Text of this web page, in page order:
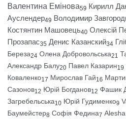
Валентина Емінова59 Кирилл
Ауслендер49 Володимир
Костянтин Машовець40 Олексій
Прозапас35 Денис Казанский34
Береза24 Олена Добровольська21
Александр Балу20 Павел Казарин19
Коваленко17 Мирослав Гай16
Сазонов12 Юрій Богданов12 Фашик
Загребельська10 Юрій Гудименко9
Баумейстер8 Софія Федина7